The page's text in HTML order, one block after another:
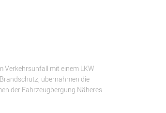
Verkehrsunfall mit einem LKW
übernahmen die
der Fahrzeugbergung Näheres